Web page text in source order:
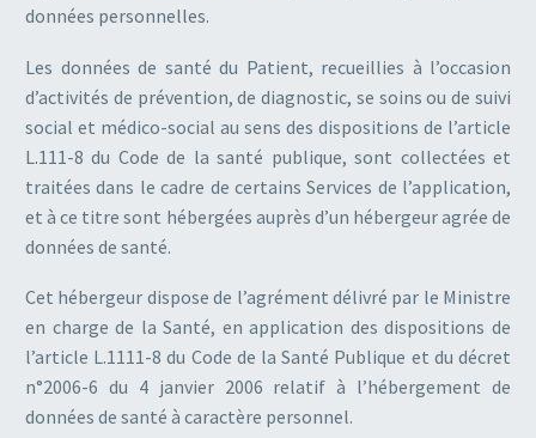
données personnelles.
Les données de santé du Patient, recueillies à l’occasion
d’activités de prévention, de diagnostic, se soins ou de suivi
social et médico-social au sens des dispositions de l’article
L.111-8 du Code de la santé publique, sont collectées et
traitées dans le cadre de certains Services de l’application,
et à ce titre sont hébergées auprès d’un hébergeur agrée de
données de santé.
Cet hébergeur dispose de l’agrément délivré par le Ministre
en charge de la Santé, en application des dispositions de
l’article L.1111-8 du Code de la Santé Publique et du décret
n°2006-6 du 4 janvier 2006 relatif à l’hébergement de
données de santé à caractère personnel.